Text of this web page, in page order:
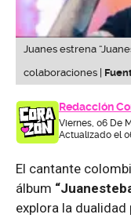
Juanes estrena
colaboraciones |
Redacción
Viernes, 06 De
Actualizado el
El cantante
álbum
explora la